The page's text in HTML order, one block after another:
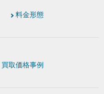
料金形態
買取価格事例